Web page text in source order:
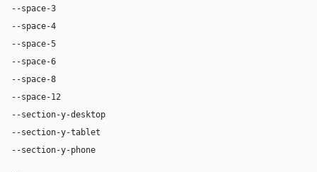
--space-3
--space-4
--space-5
--space-6
--space-8
--space-12
--section-y-desktop
--section-y-tablet
--section-y-phone